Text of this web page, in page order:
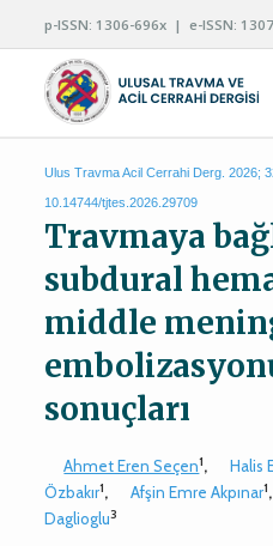
p-ISSN: 1306-696x | e-ISSN:
Ulus Travma Acil Cerrahi Derg. 2026;
10.14744/tjtes.2026.29709
Travmaya
subdural
middle
sonuçları
Ahmet Eren Seçen1, Halis
Özbakır1, Afşin Emre Akpınar1,
Daglioglu3